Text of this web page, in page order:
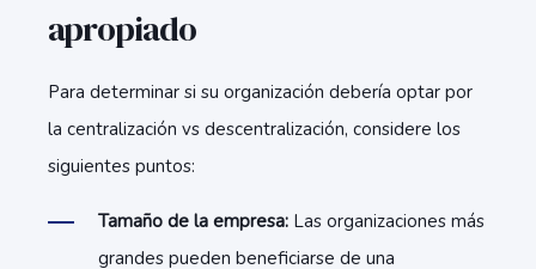
apropiado
Para determinar si su organización debería optar por
la centralización vs descentralización, considere los
siguientes puntos:
Tamaño de la empresa: Las organizaciones más
grandes pueden beneficiarse de una